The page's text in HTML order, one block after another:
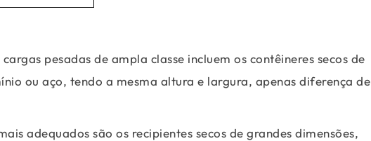
pesadas de ampla classe incluem os contêineres secos de
ou aço, tendo a mesma altura e largura, apenas diferença de
adequados são os recipientes secos de grandes dimensões,